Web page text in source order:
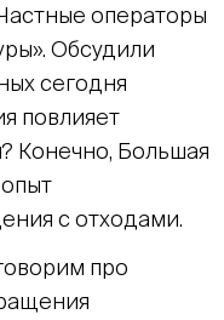
операторы
Обсудили
сегодня
повлияет
Конечно, Большая
с отходами.
про